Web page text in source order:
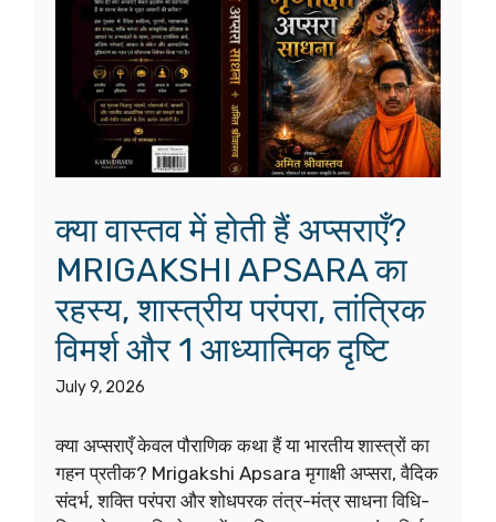
क्या वास्तव में होती हैं अप्सराएँ?
MRIGAKSHI APSARA का
रहस्य, शास्त्रीय परंपरा, तांत्रिक
विमर्श और 1 आध्यात्मिक दृष्टि
July 9, 2026
क्या अप्सराएँ केवल पौराणिक कथा हैं या भारतीय शास्त्रों का
गहन प्रतीक? Mrigakshi Apsara मृगाक्षी अप्सरा, वैदिक
संदर्भ, शक्ति परंपरा और शोधपरक तंत्र-मंत्र साधना विधि-